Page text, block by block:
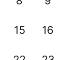
15 16